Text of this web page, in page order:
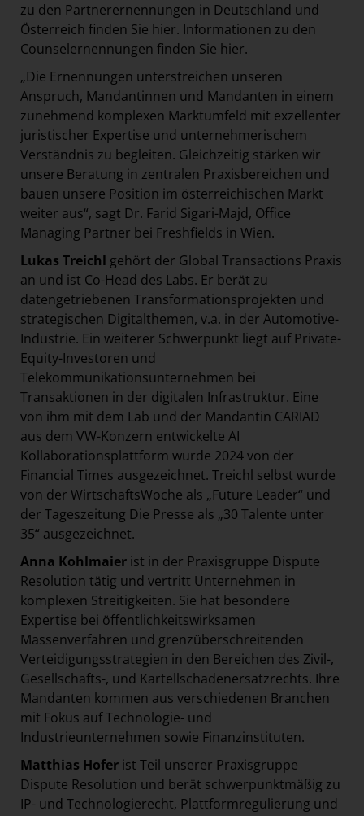
zu den Partnerernennungen in Deutschland und
Österreich finden Sie hier. Informationen zu den
Counselernennungen finden Sie hier.
„Die Ernennungen unterstreichen unseren
Anspruch, Mandantinnen und Mandanten in einem
zunehmend komplexen Marktumfeld mit exzellenter
juristischer Expertise und unternehmerischem
Verständnis zu begleiten. Gleichzeitig stärken wir
unsere Beratung in zentralen Praxisbereichen und
bauen unsere Position im österreichischen Markt
weiter aus“, sagt Dr. Farid Sigari-Majd, Office
Managing Partner bei Freshfields in Wien.
Lukas Treichl gehört der Global Transactions Praxis
an und ist Co-Head des Labs. Er berät zu
datengetriebenen Transformationsprojekten und
strategischen Digitalthemen, v.a. in der Automotive-
Industrie. Ein weiterer Schwerpunkt liegt auf Private-
Equity-Investoren und
Telekommunikationsunternehmen bei
Transaktionen in der digitalen Infrastruktur. Eine
von ihm mit dem Lab und der Mandantin CARIAD
aus dem VW-Konzern entwickelte AI
Kollaborationsplattform wurde 2024 von der
Financial Times ausgezeichnet. Treichl selbst wurde
von der WirtschaftsWoche als „Future Leader“ und
der Tageszeitung Die Presse als „30 Talente unter
35“ ausgezeichnet.
Anna Kohlmaier ist in der Praxisgruppe Dispute
Resolution tätig und vertritt Unternehmen in
komplexen Streitigkeiten. Sie hat besondere
Expertise bei öffentlichkeitswirksamen
Massenverfahren und grenzüberschreitenden
Verteidigungsstrategien in den Bereichen des Zivil-,
Gesellschafts-, und Kartellschadenersatzrechts. Ihre
Mandanten kommen aus verschiedenen Branchen
mit Fokus auf Technologie- und
Industrieunternehmen sowie Finanzinstituten.
Matthias Hofer ist Teil unserer Praxisgruppe
Dispute Resolution und berät schwerpunktmäßig zu
IP- und Technologierecht, Plattformregulierung und